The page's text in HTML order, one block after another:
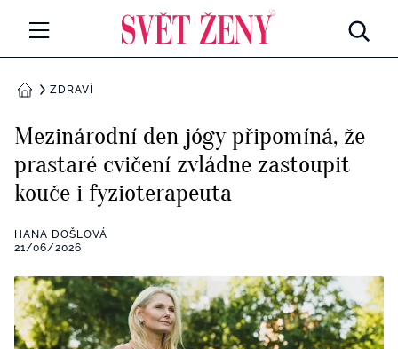
Všechny kategorie
Rozhovory
RETROHUBKY
Všechny kategorie
Seberozvoj
Všechny kategorie
Životní styl
ZÁBAVA
Všechny kategorie
DOMŮZDRAVÍ
Mezinárodní den jógy připomíná, že
prastaré cvičení zvládne zastoupit
kouče i fyzioterapeuta
HANA DOŠLOVÁ
21/06/2026